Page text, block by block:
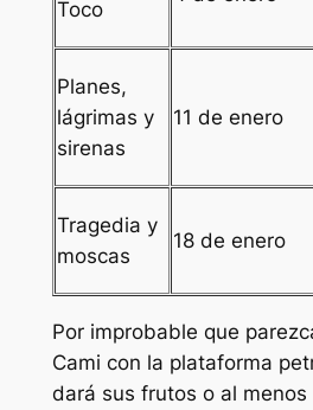
Toco
Planes,
lágrimas y
sirenas
11 de enero
Tragedia y
moscas
18 de enero
Por improbable que
Cami con la plataforma
dará sus frutos o al